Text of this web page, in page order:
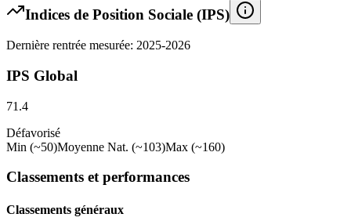
Indices de Position Sociale (IPS)
Dernière rentrée mesurée: 2025-2026
IPS Global
71.4
Défavorisé
Min (~50)Moyenne Nat. (~103)Max (~160)
Classements et performances
Classements généraux